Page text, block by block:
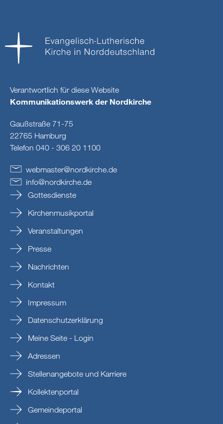
Verantwortlich für diese Website
Kommunikationswerk der Nordkirche
Gaußstraße 71-75
22765 Hamburg
Telefon 040 - 306 20 1100
webmaster@nordkirche de
info@nordkirche.de
Gottesdienste
Kirchenmusikportal
Veranstaltungen
Presse
Nachrichten
Kontakt
Impressum
Datenschutzerklärung
Meine Seite - Login
Adressen
Stellenangebote und Karriere
Kollektenportal
Gemeindeportal